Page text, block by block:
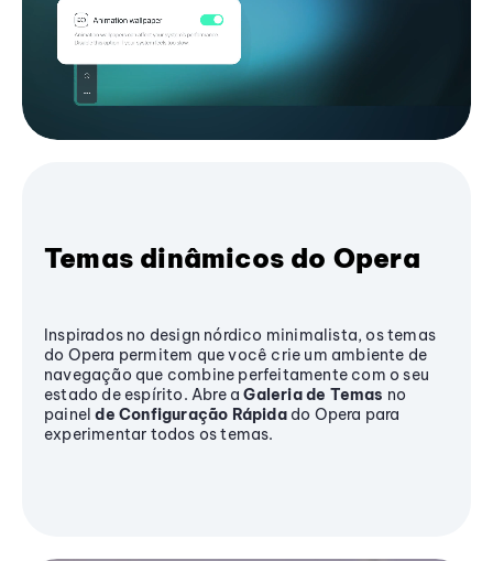
Temas dinâmicos do Opera
Inspirados no design nórdico minimalista, os temas
do Opera permitem que você crie um ambiente de
navegação que combine perfeitamente com o seu
estado de espírito. Abre aGaleria de Temas no
painelde Configuração Rápidado Opera para
experimentar todos os temas.